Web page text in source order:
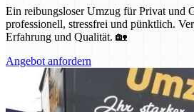
Ein reibungsloser Umzug für Privat und
professionell, stressfrei und pünktlich.
Erfahrung und Qualität. 🏡
Angebot anfordern